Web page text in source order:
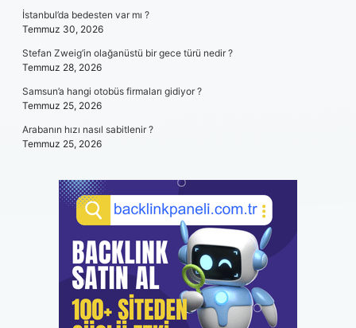
İstanbul’da bedesten var mı ?
Temmuz 30, 2026
Stefan Zweig’in olağanüstü bir gece türü nedir ?
Temmuz 28, 2026
Samsun’a hangi otobüs firmaları gidiyor ?
Temmuz 25, 2026
Arabanın hızı nasıl sabitlenir ?
Temmuz 25, 2026